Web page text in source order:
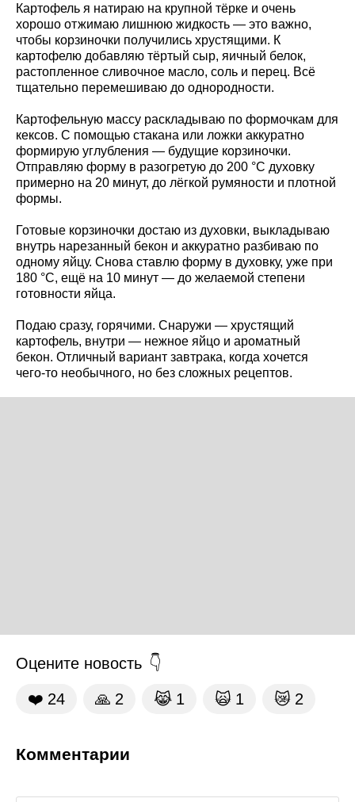
Картофель я натираю на крупной тёрке и очень
хорошо отжимаю лишнюю жидкость — это важно,
чтобы корзиночки получились хрустящими. К
картофелю добавляю тёртый сыр, яичный белок,
растопленное сливочное масло, соль и перец. Всё
тщательно перемешиваю до однородности.
Картофельную массу раскладываю по формочкам для
кексов. С помощью стакана или ложки аккуратно
формирую углубления — будущие корзиночки.
Отправляю форму в разогретую до 200 °C духовку
примерно на 20 минут, до лёгкой румяности и плотной
формы.
Готовые корзиночки достаю из духовки, выкладываю
внутрь нарезанный бекон и аккуратно разбиваю по
одному яйцу. Снова ставлю форму в духовку, уже при
180 °C, ещё на 10 минут — до желаемой степени
готовности яйца.
Подаю сразу, горячими. Снаружи — хрустящий
картофель, внутри — нежное яйцо и ароматный
бекон. Отличный вариант завтрака, когда хочется
чего-то необычного, но без сложных рецептов.
Оцените новость
❤️ 24 🙏 2 😹 1 🙀 1 😿 2
Комментарии